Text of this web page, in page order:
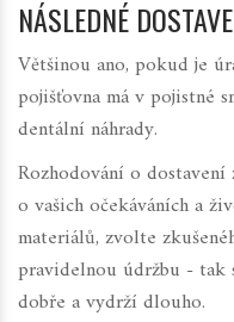
NÁSLEDNÉ
Většinou ano, pokud je
pojišťovna má v pojistné
dentální náhrady.
Rozhodování o
o vašich očekáváních a
materiálů, zvolte
pravidelnou údržbu - tak
dobře a vydrží dlouho.